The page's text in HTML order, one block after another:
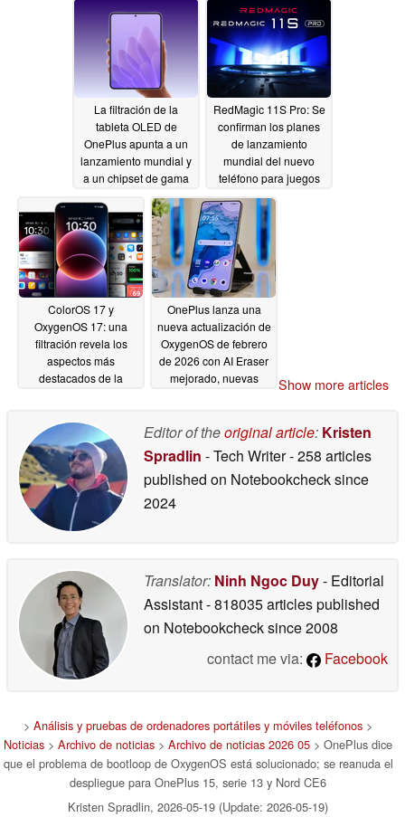
La filtración de la
tableta OLED de
OnePlus apunta a un
lanzamiento mundial y
a un chipset de gama
05/24/2026
RedMagic 11S Pro: Se
confirman los planes
de lanzamiento
mundial del nuevo
teléfono para juegos
05/19/2026
ColorOS 17 y
OxygenOS 17: una
filtración revela los
aspectos más
destacados de la
teléfonos Oppo y
OnePlus02/19/2026
OnePlus lanza una
nueva actualización de
OxygenOS de febrero
de 2026 con AI Eraser
mejorado, nuevas
Writer actualizado y
Show more articles
Editor of theoriginal article: Kristen
Spradlin - Tech Writer- 258 articles
published on Notebookchecksince
2024
Translator: Ninh Ngoc Duy- Editorial
Assistant- 818035 articles published
on Notebookchecksince 2008
contact me via:
Facebook
> Análisis y pruebas de ordenadores portátiles y móviles teléfonos >
Noticias > Archivo de noticias > Archivo de noticias 2026 05 > OnePlus dice
que el problema de bootloop de OxygenOS está solucionado; se reanuda el
despliegue para OnePlus 15, serie 13 y Nord CE6
Kristen Spradlin, 2026-05-19 (Update: 2026-05-19)